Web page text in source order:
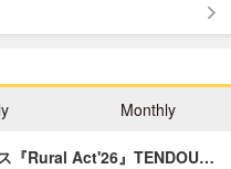
Monthly
『Rural Act'26』TENDOU…